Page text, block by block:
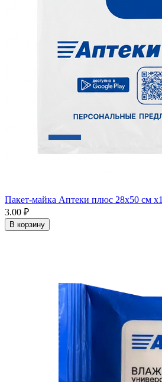
Пакет-майка Аптеки плюс 28х50 см x1
3.00 ₽
В корзину